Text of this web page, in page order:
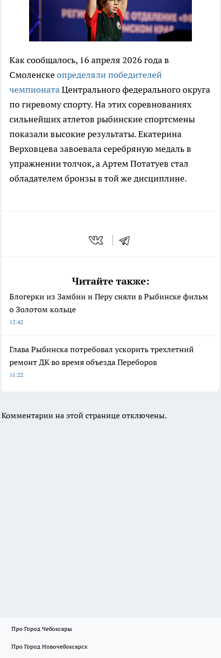
Как сообщалось, 16 апреля 2026 года в
Смоленскеопределяли победителей
чемпионата Центрального федерального округа
по гиревому спорту. На этих соревнованиях
сильнейших атлетов рыбинские спортсмены
показали высокие результаты. Екатерина
Верховцева завоевала серебряную медаль в
упражнении толчок, а Артем Потатуев стал
обладателем бронзы в той же дисциплине.
Читайте также:
Блогерки из Замбии и Перу сняли в Рыбинске фильм
о Золотом кольце
12:42
Глава Рыбинска потребовал ускорить трехлетний
ремонт ДК во время объезда Переборов
11:22
Комментарии на этой странице отключены.
Про Город Чебоксары
Про Город Новочебоксарск